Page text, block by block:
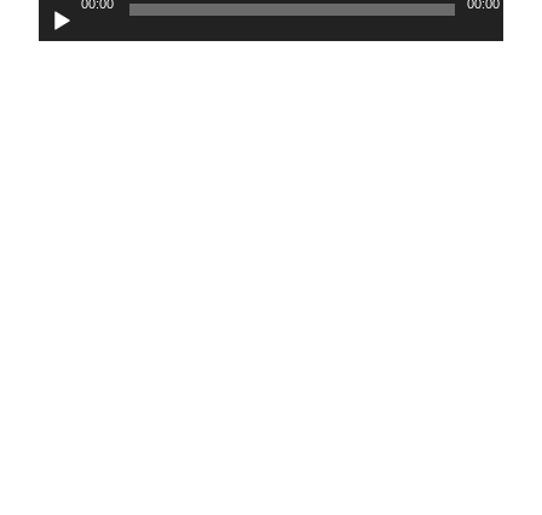
Tocador
de
00:00 00:00